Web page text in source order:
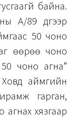
байна.
А/89 дүгээр
50 чоно
өөрөө чоно
50 чоно агна”
аймгийн
гарган,
агнах хязгаар